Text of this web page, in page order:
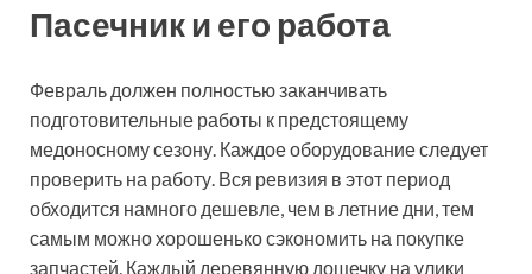
Пасечник и его работа
Февраль должен полностью заканчивать
подготовительные работы к предстоящему
медоносному сезону. Каждое оборудование следует
проверить на работу. Вся ревизия в этот период
обходится намного дешевле, чем в летние дни, тем
самым можно хорошенько сэкономить на покупке
запчастей. Каждый деревянную дощечку на улики